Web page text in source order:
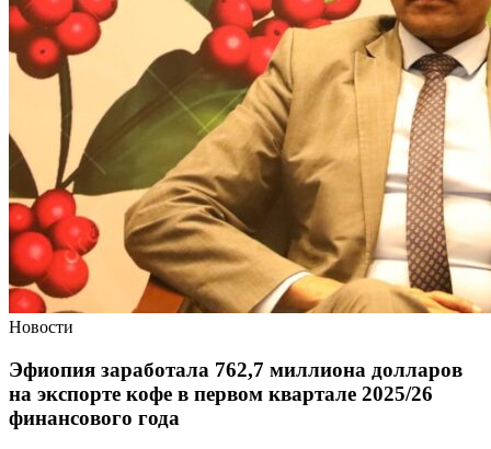
Новости
Эфиопия заработала 762,7 миллиона долларов
на экспорте кофе в первом квартале 2025/26
финансового года